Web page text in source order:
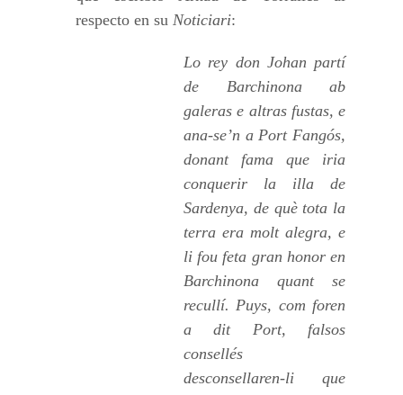
respecto en su Noticiari:
Lo rey don Johan partí
de Barchinona ab
galeras e altras fustas, e
ana-se’n a Port Fangós,
donant fama que iria
conquerir la illa de
Sardenya, de què tota la
terra era molt alegra, e
li fou feta gran honor en
Barchinona quant se
recullí. Puys, com foren
a dit Port, falsos
consellés
desconsellaren-li que